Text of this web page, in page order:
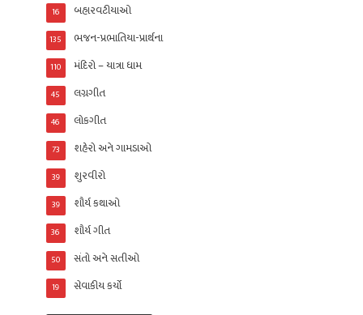
બહારવટીયાઓ
16
ભજન-પ્રભાતિયા-પ્રાર્થના
135
મંદિરો – યાત્રા ધામ
110
લગ્નગીત
45
લોકગીત
46
શહેરો અને ગામડાઓ
73
શુરવીરો
39
શૌર્ય કથાઓ
39
શૌર્ય ગીત
36
સંતો અને સતીઓ
50
સેવાકીય કર્યો
19